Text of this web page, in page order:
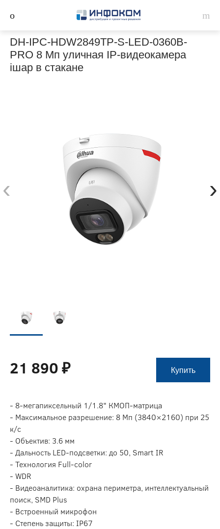
DH-IPC-HDW2849TP-S-LED-0360B-
PRO 8 Мп уличная IP-видеокамера
iшар в стакане
‹ ›
21 890 ₽ Купить
- 8-мегапиксельный 1/1.8" КMOП-матрица
- Максимальное разрешение: 8 Мп (3840×2160) при 25
к/с
- Объектив: 3.6 мм
- Дальность LED-подсветки: до 50, Smart IR
- Технология Full-color
- WDR
- Видеоаналитика: охрана периметра, интеллектуальный
поиск, SMD Plus
- Встроенный микрофон
- Степень защиты: IP67